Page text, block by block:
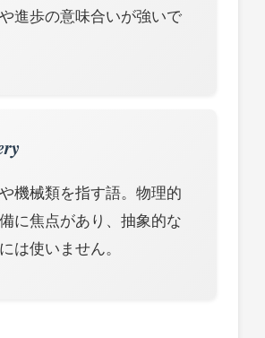
進歩の意味合いが強いで
機械類を指す語。物理的
に焦点があり、抽象的な
は使いません。